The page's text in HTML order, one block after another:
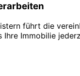
führt die
Ihre Immobilie